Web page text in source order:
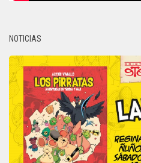
NOTICIAS